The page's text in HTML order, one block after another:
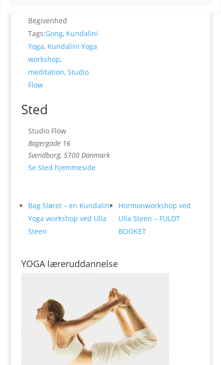
Begivenhed
Tags:Gong, Kundalini
Yoga, Kundalini Yoga
workshop,
meditation, Studio
Flow
Sted
Studio Flow
Bagergade 16
Svendborg, 5700 Danmark
Se Sted hjemmeside
Bag Sløret – en Kundalini
Yoga workshop ved Ulla
Steen
Hormonworkshop ved
Ulla Steen – FULDT
BOOKET
YOGA læreruddannelse